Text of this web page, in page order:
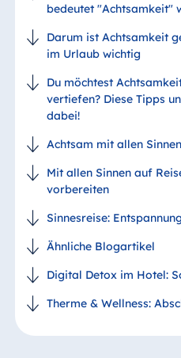
bedeutet "Achtsamkeit"
Darum ist Achtsamkeit
im Urlaub wichtig
Du möchtest
vertiefen? Diese Tipps
dabei!
Achtsam mit allen
Mit allen Sinnen auf
vorbereiten
Sinnesreise:
Ähnliche Blogartikel
Digital Detox im Hotel:
Therme & Wellness: